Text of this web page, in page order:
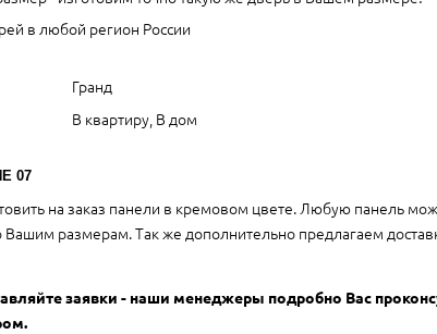
в любой регион России
Гранд
В квартиру, В дом
07
на заказ панели в кремовом цвете. Любую панель
Вашим размерам. Так же дополнительно предлагаем
заявки - наши менеджеры подробно Вас